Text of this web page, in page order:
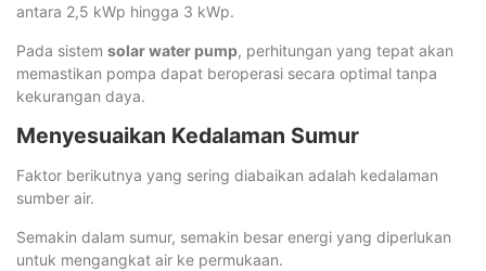
antara 2,5 kWp hingga 3 kWp.
Pada sistem solar water pump, perhitungan yang tepat akan
memastikan pompa dapat beroperasi secara optimal tanpa
kekurangan daya.
Menyesuaikan Kedalaman Sumur
Faktor berikutnya yang sering diabaikan adalah kedalaman
sumber air.
Semakin dalam sumur, semakin besar energi yang diperlukan
untuk mengangkat air ke permukaan.